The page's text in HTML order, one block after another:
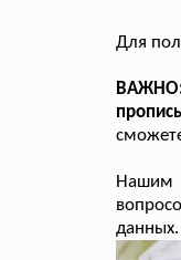
Для
Нашим
данных.